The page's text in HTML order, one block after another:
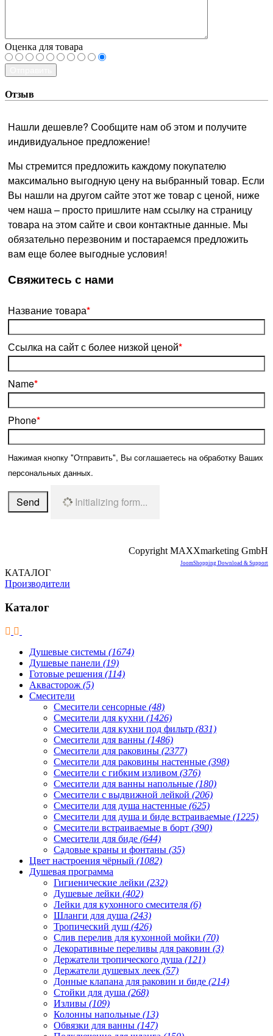
Оценка для товара
Отзыв
Нашли дешевле? Сообщите нам об этом и получите
индивидуальное предложение!
Мы стремится предложить каждому покупателю
максимально выгодную цену на выбранный товар. Если
Вы нашли на другом сайте этот же товар с ценой, ниже
чем наша – просто пришлите нам ссылку на страницу
товара на этом сайте и свои контактные данные. Мы
обязательно перезвоним и постараемся предложить
вам еще более выгодные условия!
­Свяжитесь с нами
Название товара*
Ссылка на сайт с более низкой ценой*
Name*
Phone*
Нажимая кнопку "Отправить", Вы соглашаетесь на обработку Ваших
персональных данных.
Send Initializing form...
Copyright MAXXmarketing GmbH
JoomShopping Download & Support
КАТАЛОГ
Производители
Каталог
Душевые системы (1674)
Душевые панели (19)
Готовые решения (114)
Аквасторож (5)
Смесители
Смесители сенсорные (48)
Смесители для кухни (1426)
Смесители для кухни под фильтр (831)
Смесители для ванны (1486)
Смесители для раковины (2377)
Смесители для раковины настенные (398)
Смесители с гибким изливом (376)
Смесители для ванны напольные (180)
Смесители с выдвижной лейкой (206)
Смесители для душа настенные (625)
Смесители для душа и биде встраиваемые (1225)
Смесители встраиваемые в борт (390)
Смесители для биде (644)
Садовые краны и фонтаны (35)
Цвет настроения чёрный (1082)
Душевая программа
Гигиенические лейки (232)
Душевые лейки (402)
Лейки для кухонного смесителя (6)
Шланги для душа (243)
Тропический душ (426)
Слив перелив для кухонной мойки (70)
Декоративные переливы для раковин (3)
Держатели тропического душа (121)
Держатели душевых леек (57)
Донные клапана для раковин и биде (214)
Стойки для душа (268)
Изливы (109)
Колонны напольные (13)
Обвязки для ванны (147)